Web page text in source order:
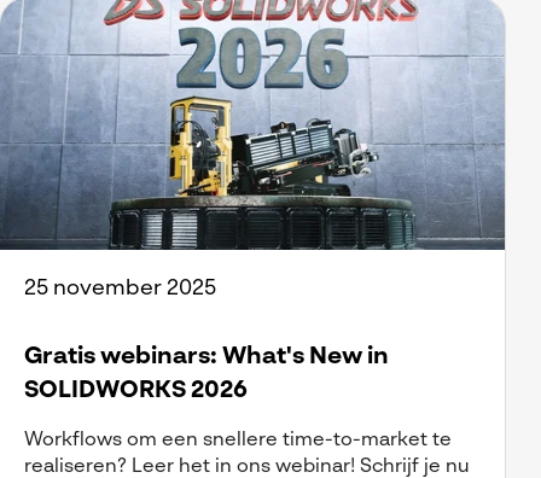
25 november 2025
Gratis webinars: What's New in
SOLIDWORKS 2026
Workflows om een snellere time-to-market te
realiseren? Leer het in ons webinar! Schrijf je nu